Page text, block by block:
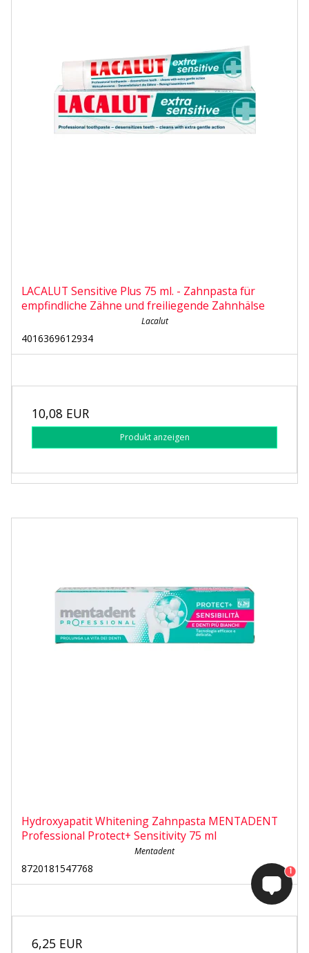
LACALUT Sensitive Plus 75 ml. - Zahnpasta für
empfindliche Zähne und freiliegende Zahnhälse
Lacalut
4016369612934
10,08 EUR
Produkt anzeigen
Hydroxyapatit Whitening Zahnpasta MENTADENT
Professional Protect+ Sensitivity 75 ml
Mentadent
8720181547768
6,25 EUR
1